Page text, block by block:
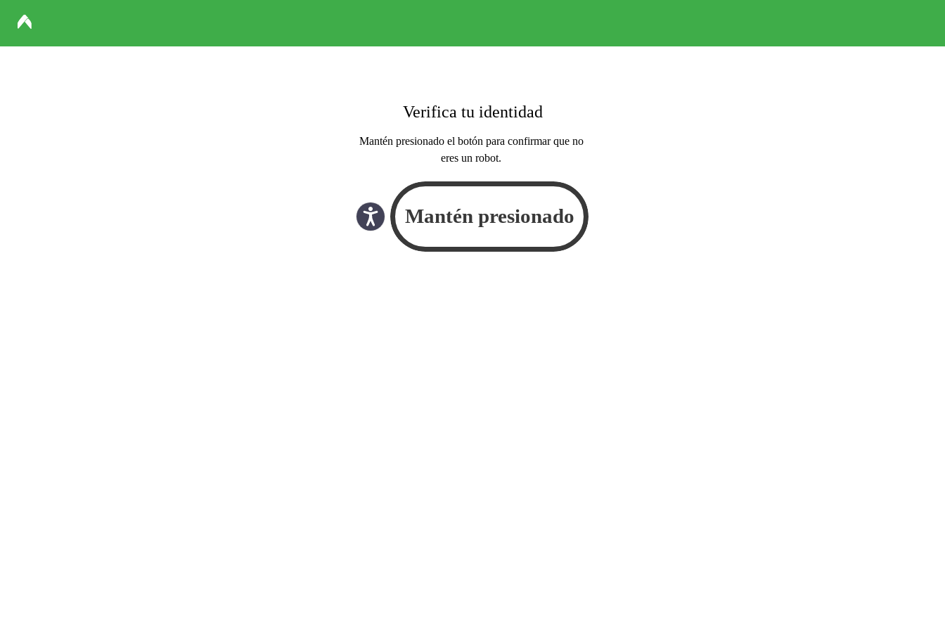
Verifica tu identidad
Mantén presionado el botón para confirmar que no
eres un robot.